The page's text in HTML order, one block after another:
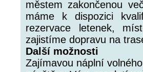
městem zakončenou
máme k dispozici
rezervace letenek,
zajistíme dopravu na
Další možnosti
Zajímavou náplní